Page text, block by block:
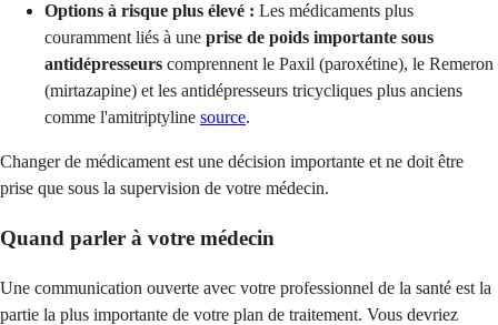
Options à risque plus élevé : Les médicaments plus
couramment liés à une prise de poids importante sous
antidépresseurs comprennent le Paxil (paroxétine), le Remeron
(mirtazapine) et les antidépresseurs tricycliques plus anciens
comme l'amitriptyline source.
Changer de médicament est une décision importante et ne doit être
prise que sous la supervision de votre médecin.
Quand parler à votre médecin
Une communication ouverte avec votre professionnel de la santé est la
partie la plus importante de votre plan de traitement. Vous devriez